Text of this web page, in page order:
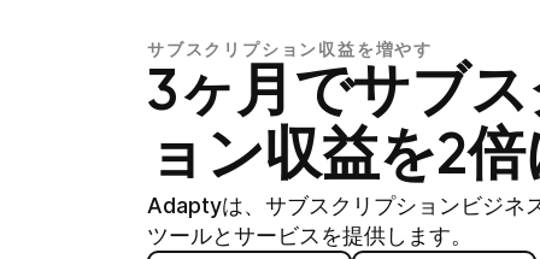
サブスクリプション収益を増やす
3ヶ月でサブ
ョン収益を2倍
Adaptyは、サブスクリプションビジネ
ツールとサービスを提供します。